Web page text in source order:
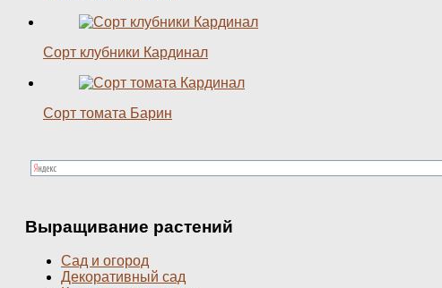
Сорт клубники Кардинал
Сорт томата Барин
Выращивание растений
Сад и огород
Декоративный сад